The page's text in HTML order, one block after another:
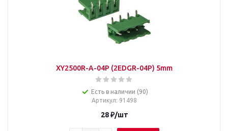
XY2500R-A-04P (2EDGR-04P) 5mm
Есть в наличии (90)
Артикул: 91498
28₽/шт